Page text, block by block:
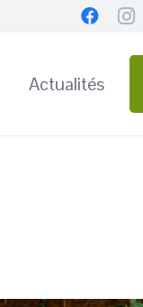
Actualités